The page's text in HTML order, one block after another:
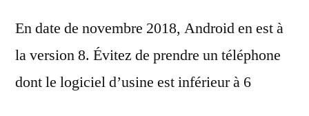
En date de novembre 2018, Android en est à
la version 8. Évitez de prendre un téléphone
dont le logiciel d’usine est inférieur à 6